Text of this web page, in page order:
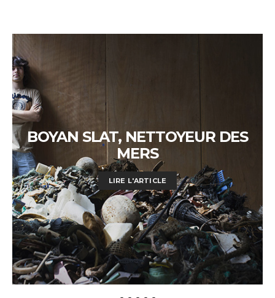
BOYAN SLAT, NETTOYEUR DES
MERS
LIRE L'ARTICLE